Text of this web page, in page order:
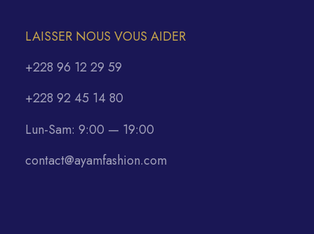
LAISSER NOUS VOUS AIDER
+228 96 12 29 59
+228 92 45 14 80
Lun-Sam: 9:00 — 19:00
contact@ayamfashion.com